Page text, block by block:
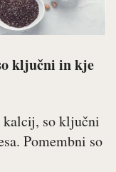
ključni in kje
so ključni
Pomembni so